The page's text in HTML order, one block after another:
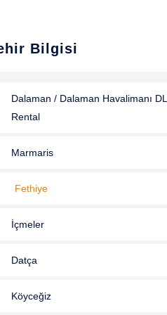
Bilgisi
Dalaman / Dalaman Havalimanı
Rental
Marmaris
Fethiye
İçmeler
Datça
Köyceğiz